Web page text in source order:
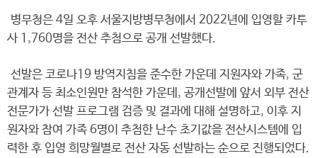
병무청은 4일 오후 서울지방병무청에서 2022년에 입영할 카투
사 1,760명을 전산 추첨으로 공개 선발했다.
선발은 코로나19 방역지침을 준수한 가운데 지원자와 가족, 군
관계자 등 최소인원만 참석한 가운데, 공개선발에 앞서 외부 전산
전문가가 선발 프로그램 검증 및 결과에 대해 설명하고, 이후 지
원자와 참여 가족 6명이 추첨한 난수 초기값을 전산시스템에 입
력한 후 입영 희망월별로 전산 자동 선발하는 순으로 진행되었다.